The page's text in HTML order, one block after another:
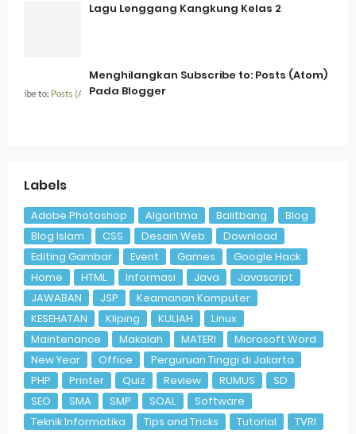
Lagu Lenggang Kangkung Kelas 2
Menghilangkan Subscribe to: Posts (Atom)
Pada Blogger
Labels
Adobe Photoshop Algoritma Balitbang
Blog
Blog Islam
CSS Desain Web
Download
Editing Gambar
Event Games
Google Hack
Home
HTML Informasi Java
Javascript
JAWABAN
JSP
Keamanan Komputer
KESEHATAN
Kliping KULIAH
Linux
Maintenance
Makalah MATERI
Microsoft Word
New Year
Office
Perguruan Tinggi di Jakarta
PHP
Printer Quiz Review RUMUS
SD
SEO
SMA SMP SOAL
Software
Teknik Informatika
Tips and Tricks Tutorial
TVRI